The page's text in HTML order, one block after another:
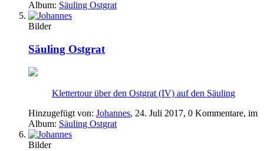
Album: Säuling Ostgrat
Bilder
Säuling Ostgrat
Klettertour über den Ostgrat (IV) auf den Säuling
Hinzugefügt von: Johannes, 24. Juli 2017, 0 Kommentare, im
Album: Säuling Ostgrat
Bilder